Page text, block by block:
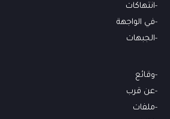
انتهاكات
في الواجهة
الجبهات
وقائع
عن قرب
ملفات